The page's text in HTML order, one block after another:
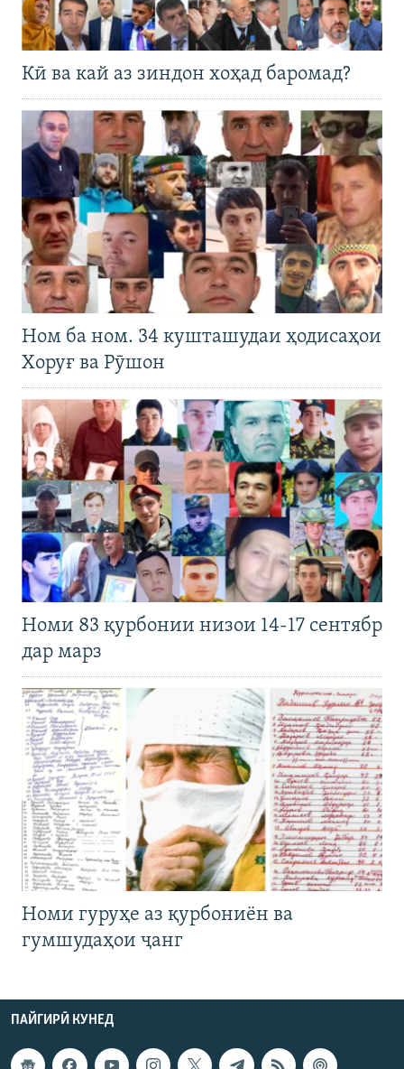
Кӣ ва кай аз зиндон хоҳад баромад?
Ном ба ном. 34 кушташудаи ҳодисаҳои
Хоруғ ва Рӯшон
Номи 83 қурбонии низои 14-17 сентябр
дар марз
Номи гуруҳе аз қурбониён ва
гумшудаҳои ҷанг
ПАЙГИРӢ КУНЕД